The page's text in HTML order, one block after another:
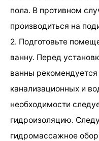
пола. В противном
производиться на
2. Подготовьте
ванну. Перед
ванны
канализационных и
необходимости
гидроизоляцию.
гидромассажное